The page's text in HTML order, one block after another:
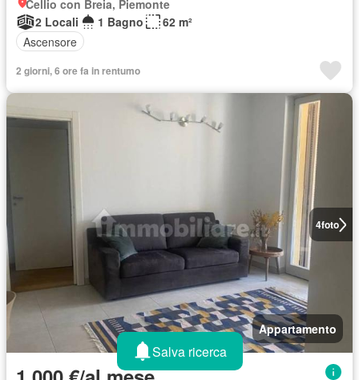
Cellio con Breia, Piemonte
2 Locali
1 Bagno
62 m²
Ascensore
2 giorni, 6 ore fa in rentumo
4foto
Appartamento
Salva ricerca